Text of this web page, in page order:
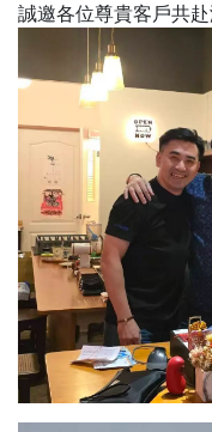
誠邀各位尊貴客戶共